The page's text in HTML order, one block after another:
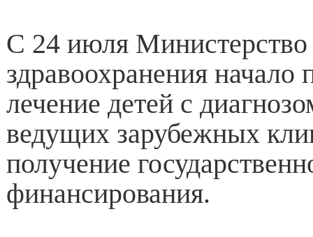
С 24 июля Министерство
здравоохранения начало
лечение детей с
ведущих зарубежных
получение
финансирования.